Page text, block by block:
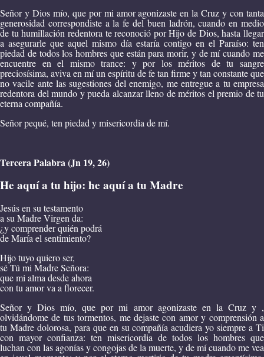
Señor y Dios mío, que por mi amor agonizaste en la Cruz y con tanta
generosidad correspondiste a la fe del buen ladrón, cuando en medio
de tu humillación redentora te reconoció por Hijo de Dios, hasta llegar
a asegurarle que aquel mismo día estaría contigo en el Paraíso: ten
piedad de todos los hombres que están para morir, y de mí cuando me
encuentre en el mismo trance: y por los méritos de tu sangre
preciosísima, aviva en mí un espíritu de fe tan firme y tan constante que
no vacile ante las sugestiones del enemigo, me entregue a tu empresa
redentora del mundo y pueda alcanzar lleno de méritos el premio de tu
eterna compañía.
Señor pequé, ten piedad y misericordia de mí.
Tercera Palabra (Jn 19, 26)
He aquí a tu hijo: he aquí a tu Madre
Jesús en su testamento
a su Madre Virgen da:
¿y comprender quién podrá
de María el sentimiento?
Hijo tuyo quiero ser,
sé Tú mi Madre Señora:
que mi alma desde ahora
con tu amor va a florecer.
Señor y Dios mío, que por mi amor agonizaste en la Cruz y ,
olvidándome de tus tormentos, me dejaste con amor y comprensión a
tu Madre dolorosa, para que en su compañía acudiera yo siempre a Ti
con mayor confianza: ten misericordia de todos los hombres que
luchan con las agonías y congojas de la muerte, y de mí cuando me vea